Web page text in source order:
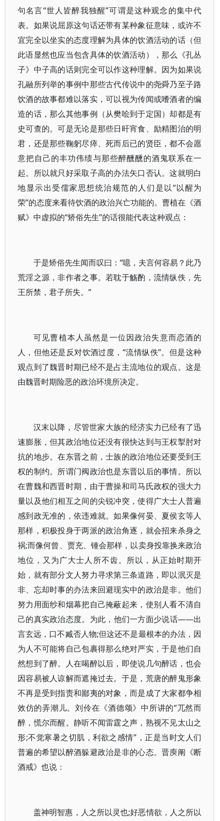
句名言“世人皆醉我独醒”可谓是这种观念的集中代
表。如果说屈原这句话还带有某种象征意味，或许不
宜完全以坐实的态度理解为具体的饮酒活动的话（但
此语显然也应当包含具体的饮酒活动），那么《孔丛
子》中子高的话则完全可以作这种理解。因为如果说
孔融所列举的事例中那些古代传说中的尧舜乃至子路
饮酒的故事都难以落实，可以视为传闻或嗜酒者的编
造的话，那么其他事例（从樊哙到于定国）却都是有
史可查的。可是无论是那些日旰宵食、励精图治的明
君，还是那些鞠躬尽瘁、死而后已的贤臣，都不会愿
意把自己的丰功伟绩与那些醉醺醺的酒鬼联系在一
起。所以就只好采取子高的办法矢口否认。这就明白
地显示出受儒家思想统治规范的人们是以“以醒为
荣”的态度来看待饮酒的政治兴亡功能的。曹植在《酒
赋》中虚拟的“矫俗先生”的话很能代表这种观点：
于是矫俗先生闻而叹曰：“噫，夫言何容易？此乃
荒淫之源，非作者之事。若耽于觞酌，流情纵佚，先
王所禁，君子所失。”
可见曹植本人虽然是一位因政治失意而恋酒的
人，但他还是反对饮酒过度，“流情纵佚”。但是这种
观点到了魏晋时期已经不是占主流地位的观点。这是
由魏晋时期险恶的政治环境所决定。
汉末以降，尽管世家大族的经济实力已经有了迅
速膨胀，但其政治地位还没有很快达到与王权掣肘对
抗的地步。在东晋之前，士族的政治地位还要受到王
权的制约。所谓门阀政治也是东晋以后的事情。所以
在曹魏和西晋时期，由于曹操和司马氏政权的强大力
量以及他们相互之间的尖锐冲突，使得广大士人普遍
感到政无准的，依违难就。如果像何晏、夏侯玄等人
那样，积极投身于两派的政治角逐，就会招来杀身之
祸;而像何曾、贾充、锺会那样，以卖身投靠换来政治
地位，又为广大士人所不齿。所以，从正始时期开
始，就有部分文人努力寻求第三条道路，即以泯灭是
非、忘却时事的办法来回避现实中的政治是非。他们
努力用面纱和烟幕把自己掩蔽起来，使别人看不清自
己的真实政治态度。为此，他们一方面少说话——出
言玄远，口不臧否人物;但这还不是最根本的办法，因
为人不可能将自己包裹得那么绝对严实，于是他们自
然想到了醉。人在喝醉以后，即使说几句醉话，也会
因容易被人谅解而遮掩过去。于是，荒唐的醉鬼形象
不再是受到指责和鄙夷的对象，而是成了大家都争相
效仿的弄潮儿。刘伶在《酒德颂》中所讲的“兀然而
醉，慌尔而醒。静听不闻雷霆之声，熟视不见太山之
形;不觉寒暑之切肌，利欲之感情”，正是当时文人们
普遍的希望以醉酒躲避政治是非的心态。晋庾阐《断
酒戒》也说：
盖神明智惠，人之所以灵也;好恶情欲，人之所以